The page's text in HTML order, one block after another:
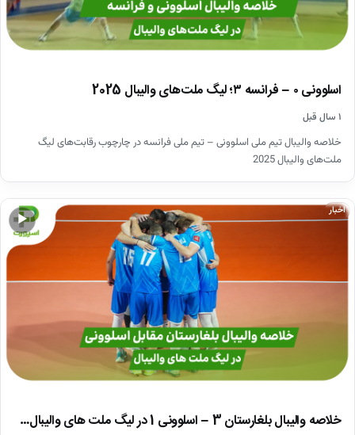
اسلوونی ۰ – فرانسه ۳؛ لیگ ملت‌های والیبال 2025
۱ سال قبل
خلاصه والیبال تیم ملی اسلوونی – تیم ملی فرانسه در چارچوب رقابت‌های لیگ
ملت‌های والیبال 2025
▶
اخبار
خلاصه والیبال بلغارستان 3 – اسلوونی 1 در لیگ ملت های والیبال…